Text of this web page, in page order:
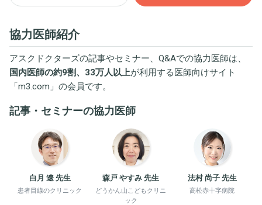
協力医師紹介
アスクドクターズの記事やセミナー、Q&Aでの協力医師は、
国内医師の約9割、33万人以上が利用する医師向けサイト
「m3.com 」の会員です。
記事・セミナーの協力医師
白月 遼 先生
患者目線のクリニック
森戸 やすみ 先生
どうかん山こどもクリニ
ック
法村 尚子 先生
高松赤十字病院